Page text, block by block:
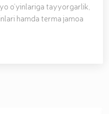
o‘yinlariga tayyorgarlik,
hamda terma jamoa